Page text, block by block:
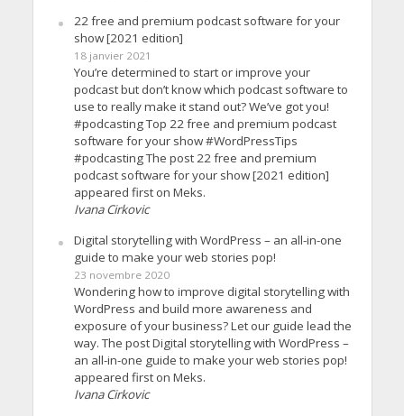
22 free and premium podcast software for your
show [2021 edition]
18 janvier 2021
You’re determined to start or improve your
podcast but don’t know which podcast software to
use to really make it stand out? We’ve got you!
#podcasting Top 22 free and premium podcast
software for your show #WordPressTips
#podcasting The post 22 free and premium
podcast software for your show [2021 edition]
appeared first on Meks.
Ivana Cirkovic
Digital storytelling with WordPress – an all-in-one
guide to make your web stories pop!
23 novembre 2020
Wondering how to improve digital storytelling with
WordPress and build more awareness and
exposure of your business? Let our guide lead the
way. The post Digital storytelling with WordPress –
an all-in-one guide to make your web stories pop!
appeared first on Meks.
Ivana Cirkovic